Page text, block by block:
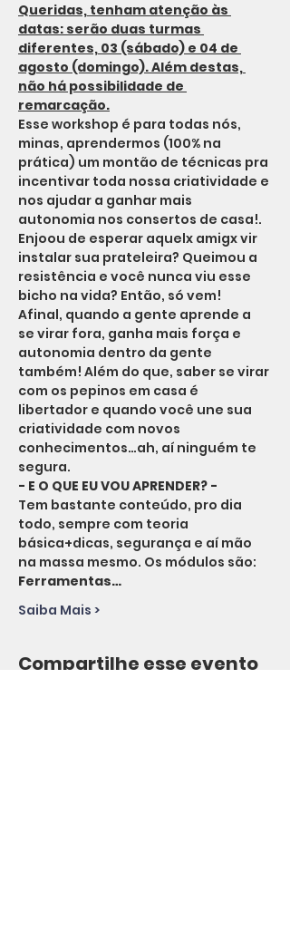
Queridas, tenham atenção às
datas: serão duas turmas
diferentes, 03 (sábado) e 04 de
agosto (domingo). Além destas,
não há possibilidade de
remarcação.
Esse workshop é para todas nós,
minas, aprendermos (100% na
prática) um montão de técnicas pra
incentivar toda nossa criatividade e
nos ajudar a ganhar mais
autonomia nos consertos de casa!.
Enjoou de esperar aquelx amigx vir
instalar sua prateleira? Queimou a
resistência e você nunca viu esse
bicho na vida? Então, só vem!
Afinal, quando a gente aprende a
se virar fora, ganha mais força e
autonomia dentro da gente
também! Além do que, saber se virar
com os pepinos em casa é
libertador e quando você une sua
criatividade com novos
conhecimentos…ah, aí ninguém te
segura.
- E O QUE EU VOU APRENDER? -
Tem bastante conteúdo, pro dia
todo, sempre com teoria
básica+dicas, segurança e aí mão
na massa mesmo. Os módulos são:
Ferramentas…
Saiba Mais >
Compartilhe esse evento